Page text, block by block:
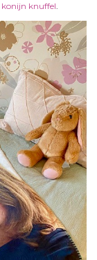
konijn knuffel.